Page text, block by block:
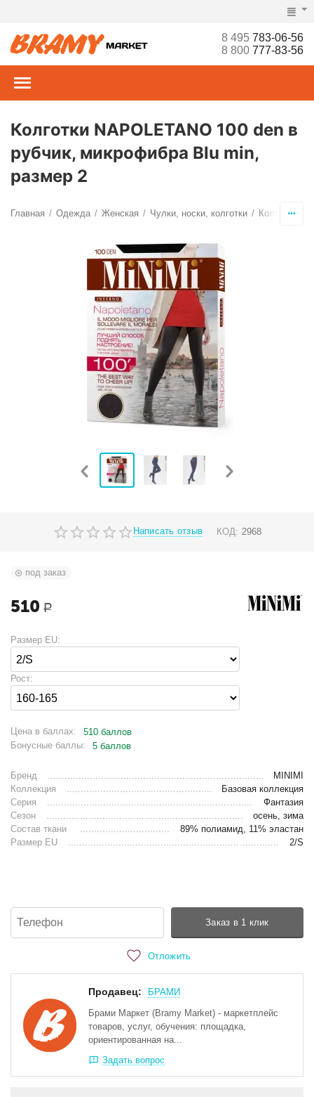
8 495783-06-56
8 800777-83-56
Колготки NAPOLETANO 100 den в
рубчик, микрофибра Blu min,
размер 2
Главная / Одежда / Женская / Чулки, носки, колготки / Колготки
Написать отзыв КОД: 2968
под заказ
510 Р
Размер EU:
Рост:
Цена в баллах:
510 баллов
Бонусные баллы:
5 баллов
Бренд
MINIMI
Коллекция
Базовая коллекция
Серия
Фантазия
Сезон
осень, зима
Состав ткани
89% полиамид, 11% эластан
Размер EU
2/S
Заказ в 1 клик
Отложить
Продавец:
БРАМИ
Брами Маркет (Bramy Market) - маркетплейс
товаров, услуг, обучения: площадка,
ориентированная на...
Задать вопрос